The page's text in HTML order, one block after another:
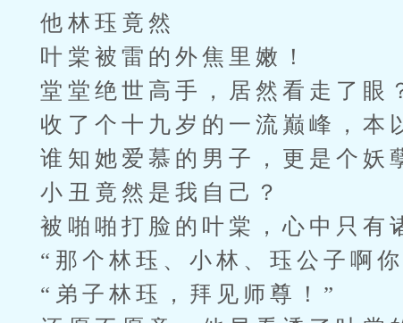
他林珏竟然
叶棠被雷的外焦里嫩！
堂堂绝世高手，居然看走了眼
收了个十九岁的一流巅峰，本
谁知她爱慕的男子，更是个妖
小丑竟然是我自己？
被啪啪打脸的叶棠，心中只有
“那个林珏、小林、珏公子啊你
“弟子林珏，拜见师尊！”